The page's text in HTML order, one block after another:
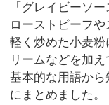
「グレイビーソ
ローストビーフや
軽く炒めた小麦
リームなどを加え
基本的な用語か
にまとめました。